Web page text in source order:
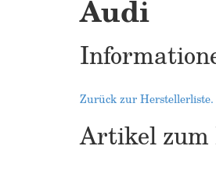
Audi
Zurück zur Herstellerliste.
Artikel